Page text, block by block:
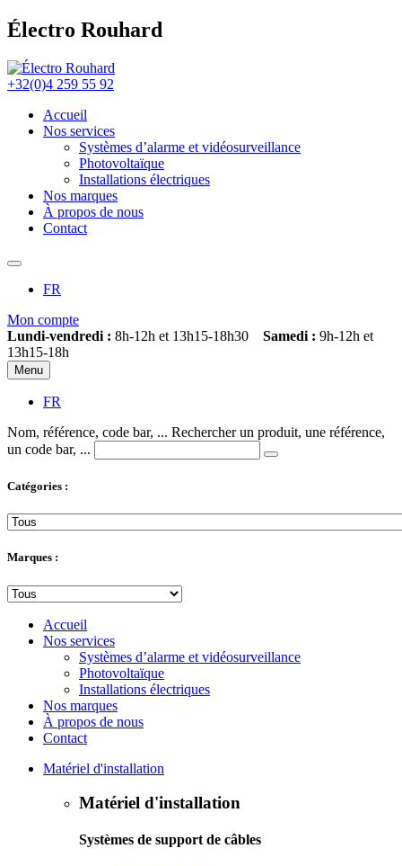
Électro Rouhard
+32(0)4 259 55 92
Accueil
Nos services
Systèmes d’alarme et vidéosurveillance
Photovoltaïque
Installations électriques
Nos marques
À propos de nous
Contact
FR
Mon compte
Lundi-vendredi : 8h-12h et 13h15-18h30 Samedi : 9h-12h et
13h15-18h
Menu
FR
Nom, référence, code bar, ... Rechercher un produit, une référence,
un code bar, ...
Catégories :
Marques :
Accueil
Nos services
Systèmes d’alarme et vidéosurveillance
Photovoltaïque
Installations électriques
Nos marques
À propos de nous
Contact
Matériel d'installation
Matériel d'installation
Systèmes de support de câbles